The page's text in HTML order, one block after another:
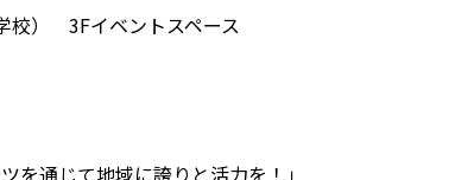
校） 3Fイベントスペース
を通じて地域に誇りと活力を！」